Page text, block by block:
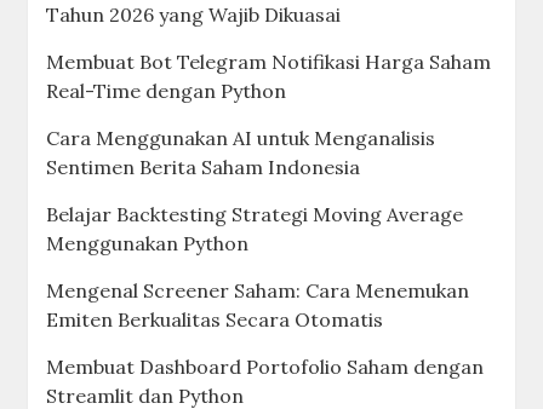
Tahun 2026 yang Wajib Dikuasai
Membuat Bot Telegram Notifikasi Harga Saham
Real-Time dengan Python
Cara Menggunakan AI untuk Menganalisis
Sentimen Berita Saham Indonesia
Belajar Backtesting Strategi Moving Average
Menggunakan Python
Mengenal Screener Saham: Cara Menemukan
Emiten Berkualitas Secara Otomatis
Membuat Dashboard Portofolio Saham dengan
Streamlit dan Python